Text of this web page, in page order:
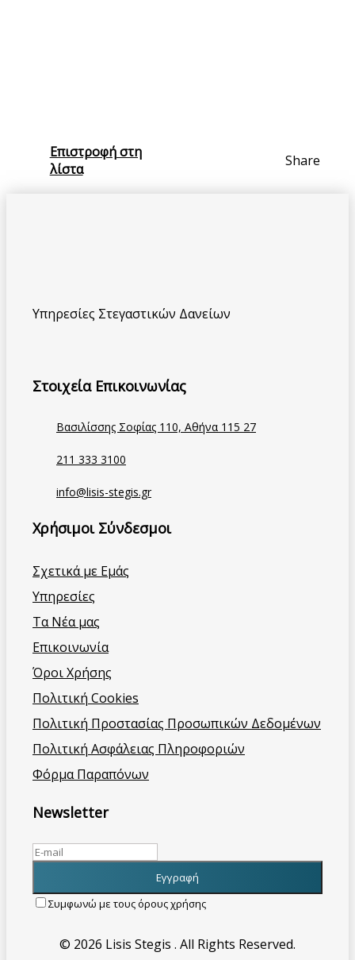
Επιστροφή στη
λίστα
Share
Υπηρεσίες Στεγαστικών Δανείων
Στοιχεία Επικοινωνίας
Βασιλίσσης Σοφίας 110, Αθήνα 115 27
211 333 3100
info@lisis-stegis.gr
Χρήσιμοι Σύνδεσμοι
Σχετικά με Εμάς
Υπηρεσίες
Τα Νέα μας
Επικοινωνία
Όροι Χρήσης
Πολιτική Cookies
Πολιτική Προστασίας Προσωπικών Δεδομένων
Πολιτική Ασφάλειας Πληροφοριών
Φόρμα Παραπόνων
Newsletter
Συμφωνώ με τους όρους χρήσης
© 2026 Lisis Stegis . All Rights Reserved.